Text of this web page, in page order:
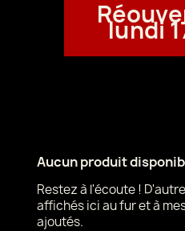
lundi
Aucun produit
Restez à l'écoute !
affichés ici au fur et à
ajoutés.